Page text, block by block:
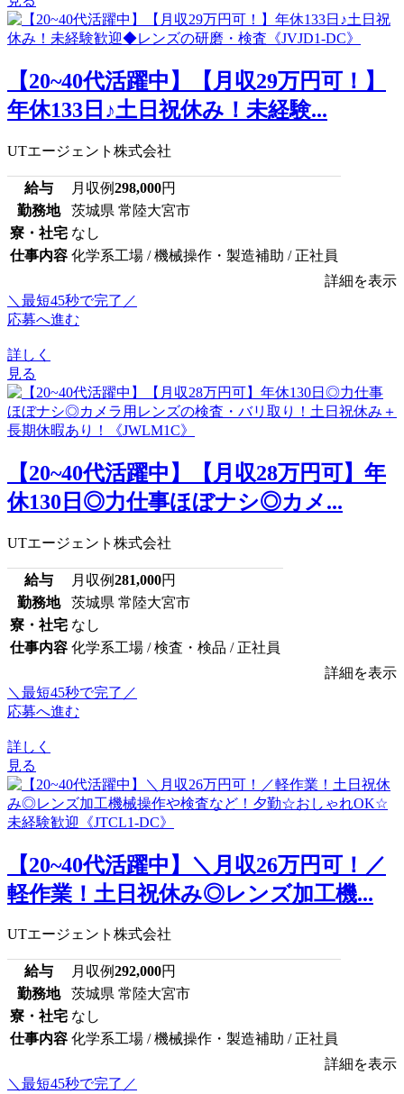
【20~40代活躍中】【月収29万円可！】
年休133日♪土日祝休み！未経験...
UTエージェント株式会社
給与 月収例298,000円
勤務地
茨城県 常陸大宮市
寮・社宅 なし
仕事内容 化学系工場 / 機械操作・製造補助 / 正社員
詳細を表示
＼最短45秒で完了／
応募へ進む
詳しく
見る
【20~40代活躍中】【月収28万円可】年
休130日◎力仕事ほぼナシ◎カメ...
UTエージェント株式会社
給与 月収例281,000円
勤務地
茨城県 常陸大宮市
寮・社宅 なし
仕事内容 化学系工場 / 検査・検品 / 正社員
詳細を表示
＼最短45秒で完了／
応募へ進む
詳しく
見る
【20~40代活躍中】＼月収26万円可！／
軽作業！土日祝休み◎レンズ加工機...
UTエージェント株式会社
給与 月収例292,000円
勤務地
茨城県 常陸大宮市
寮・社宅 なし
仕事内容 化学系工場 / 機械操作・製造補助 / 正社員
詳細を表示
＼最短45秒で完了／